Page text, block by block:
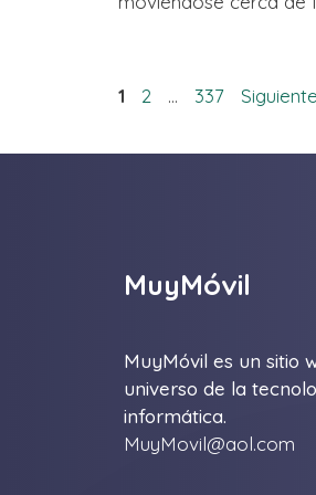
Página
1 Página
2 … Página
337 Siguiente
MuyMóvil
MuyMóvil es un sitio
universo de la
informática.
MuyMovil@aol.com